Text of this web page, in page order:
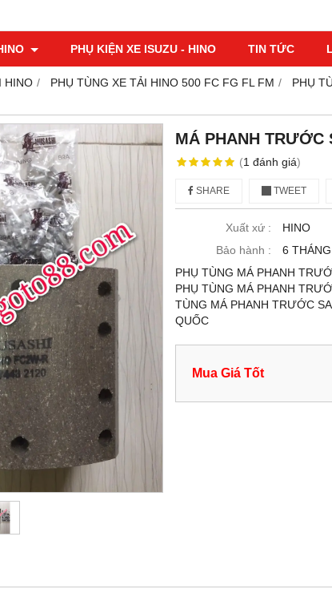
PHỤ KIỆN XE ISUZU - HINO TIN TỨC
HINO PHỤ TÙNG XE TẢI HINO 500 FC FG FL FM
PHỤ
MÁ PHANH TRƯỚC
(1 đánh giá)
SHARE TWEET
Xuất xứ :
HINO
Bảo hành :
6 THÁNG
PHỤ TÙNG MÁ PHANH
PHỤ TÙNG MÁ PHANH
TÙNG MÁ PHANH TRƯỚC
QUỐC
Mua Giá Tốt